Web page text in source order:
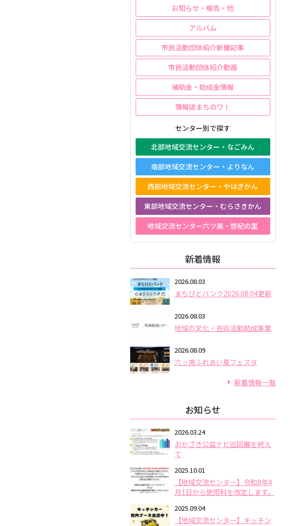
お知らせ・報告・他
アルバム
市民活動団体紹介新聞記事
市民活動団体紹介動画
補助金・助成金情報
情報誌まちのワ！
センター別で探す
北部地域交流センター・なごみん
南部地域交流センター・よりなん
西部地域交流センター・やはぎかん
東部地域交流センター・むらさきかん
地域交流センター六ツ美・悠紀の里
新着情報
2026.08.03
まちびとバンク2026.08.04更新
2026.08.03
地域の文化・芸術活動助成事業
2026.08.09
六ッ南ふれあい夏フェスタ
新着情報一覧
お知らせ
2026.03.24
おかざき公益ナビ巡回展を終え
て
2025.10.01
【地域交流センター】令和8年4
月1日から使用料を改定します。
2025.09.04
【地域交流センター】キッチン